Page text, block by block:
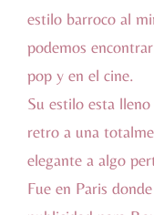
estilo barroco al
podemos
pop y en el cine.
Su estilo esta
retro a una
elegante a algo
Fue en Paris